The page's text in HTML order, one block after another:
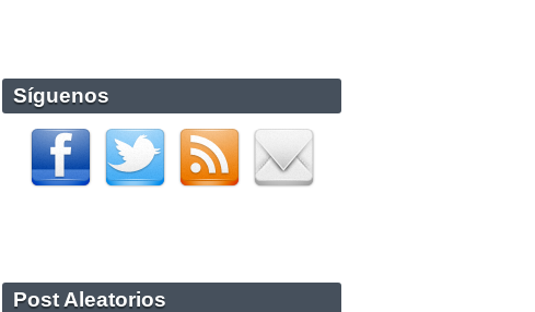
Síguenos
Post Aleatorios